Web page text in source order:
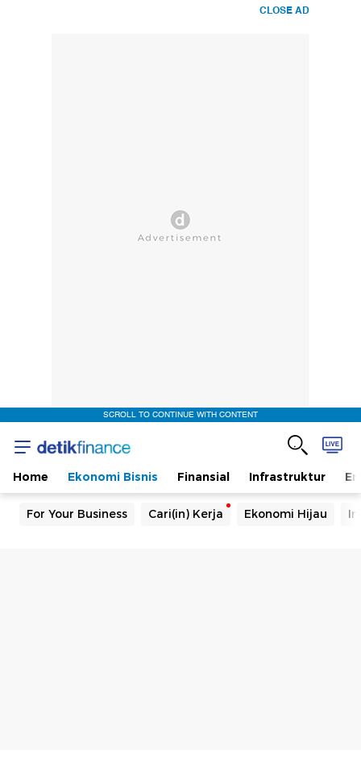
CLOSE AD
SCROLL TO CONTINUE WITH CONTENT
Home Ekonomi Bisnis Finansial Infrastruktur
For Your Business Cari(in) Kerja Ekonomi Hijau